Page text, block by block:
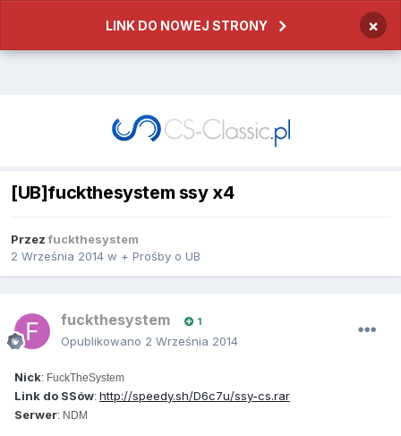
LINK DO NOWEJ STRONY ×
[UB]fuckthesystem ssy x4
Przezfuckthesystem
2 Września 2014 w + Prośby o UB
fuckthesystem 1
Opublikowano 2 Września 2014
Nick: FuckTheSystem
Link do SSów: http://speedy.sh/D6c7u/ssy-cs.rar
Serwer: NDM